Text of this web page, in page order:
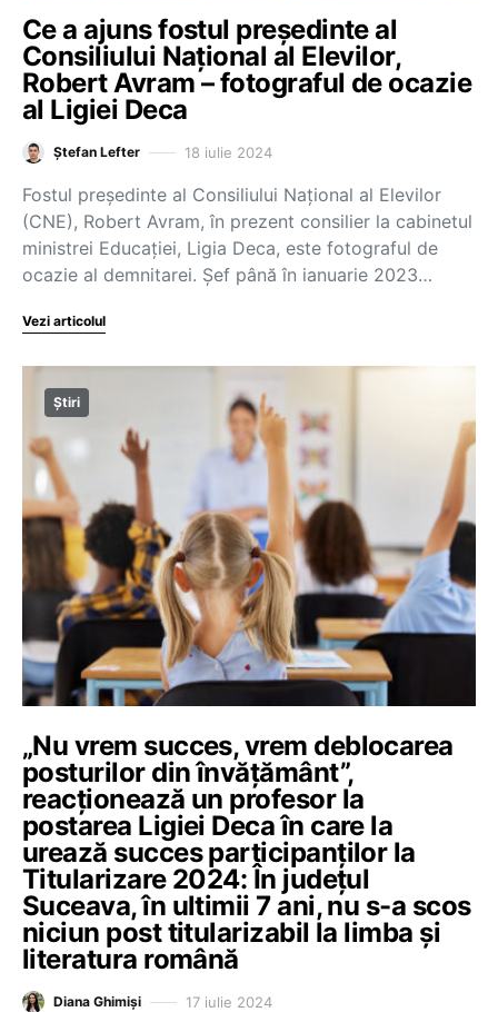
Ce a ajuns fostul președinte al
Consiliului Național al Elevilor,
Robert Avram – fotograful de ocazie
al Ligiei Deca
Ștefan Lefter 18 iulie 2024
Fostul președinte al Consiliului Național al Elevilor
(CNE), Robert Avram, în prezent consilier la cabinetul
ministrei Educației, Ligia Deca, este fotograful de
ocazie al demnitarei. Șef până în ianuarie 2023…
Vezi articolul
Știri
„Nu vrem succes, vrem deblocarea
posturilor din învățământ”,
reacționează un profesor la
postarea Ligiei Deca în care la
urează succes participanților la
Titularizare 2024: În județul
Suceava, în ultimii 7 ani, nu s-a scos
niciun post titularizabil la limba și
literatura română
Diana Ghimiși 17 iulie 2024